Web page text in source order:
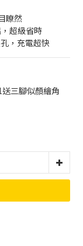
瞭然
超級省時
，充電超快
三腳似顏繪角